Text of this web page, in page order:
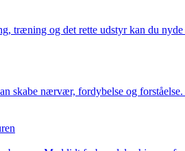
træning og det rette udstyr kan du
skabe nærvær, fordybelse og